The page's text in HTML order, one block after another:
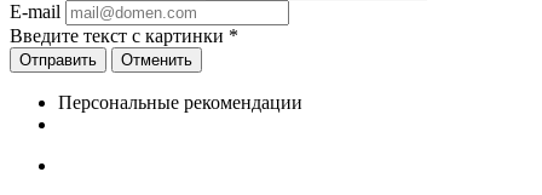
E-mail
Введите текст с картинки *
Отменить
Персональные рекомендации